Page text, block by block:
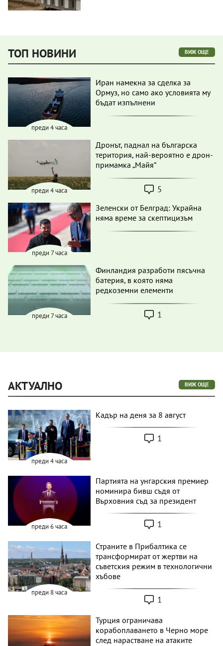
ТОП НОВИНИ ВИЖ ОЩЕ
преди 4 часа
Иран намекна за сделка за
Ормуз, но само ако условията му
бъдат изпълнени
преди 4 часа
Дронът, паднал на българска
територия, най-вероятно е дрон-
примамка „Майя“
5
преди 7 часа
Зеленски от Белград: Украйна
няма време за скептицизъм
преди 7 часа
Финландия разработи пясъчна
батерия, в която няма
редкоземни елементи
1
АКТУАЛНО ВИЖ ОЩЕ
преди 4 часа
Кадър на деня за 8 август
1
преди 6 часа
Партията на унгарския премиер
номинира бивш съдя от
Върховния съд за президент
1
преди 8 часа
Страните в Прибалтика се
трансформират от жертви на
съветския режим в технологични
хъбове
1
Турция ограничава
корабоплаването в Черно море
след нарастване на атаките